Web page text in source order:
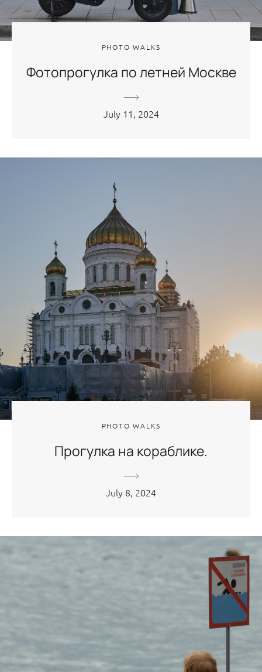
PHOTO WALKS
Фотопрогулка по летней Москве
July 11, 2024
PHOTO WALKS
Прогулка на кораблике.
July 8, 2024